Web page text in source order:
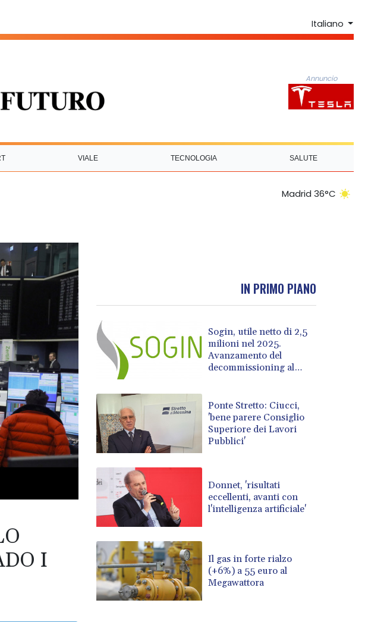
Italiano
Annuncio
VIALE TECNOLOGIA SALUTE
Madrid 36°C
I
IN PRIMO PIANO
Sogin, utile netto di 2,5
milioni nel 2025.
Avanzamento del
decommissioning al
Ponte Stretto: Ciucci,
'bene parere Consiglio
Superiore dei Lavori
Pubblici'
Donnet, 'risultati
eccellenti, avanti con
l'intelligenza artificiale'
Il gas in forte rialzo
(+6%) a 55 euro al
Megawattora